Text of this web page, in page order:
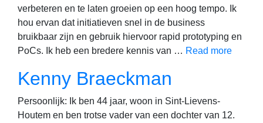
verbeteren en te laten groeien op een hoog tempo. Ik
hou ervan dat initiatieven snel in de business
bruikbaar zijn en gebruik hiervoor rapid prototyping en
PoCs. Ik heb een bredere kennis van … Read more
Kenny Braeckman
Persoonlijk: Ik ben 44 jaar, woon in Sint-Lievens-
Houtem en ben trotse vader van een dochter van 12.